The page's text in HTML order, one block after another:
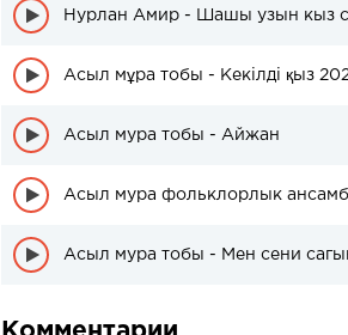
Нурлан Амир - Шашы узын кыз
Асыл мұра тобы - Кекілді қыз
Асыл мура тобы - Айжан
Асыл мура фольклорлык
Асыл мура тобы - Мен сени